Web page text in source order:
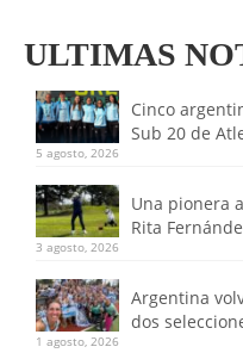
ULTIMAS
Cinco
Sub 20 de
5 agosto, 2026
Una pionera
Rita
3 agosto, 2026
Argentina
dos
1 agosto, 2026